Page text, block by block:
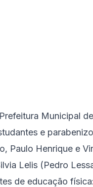
Municipal
e
Paulo Henrique e
Lelis (Pedro
de educação